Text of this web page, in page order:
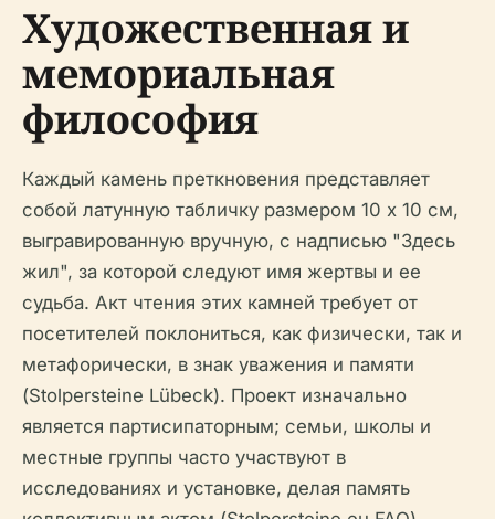
Художественная и
мемориальная
философия
Каждый камень преткновения представляет
собой латунную табличку размером 10 x 10 см,
выгравированную вручную, с надписью "Здесь
жил", за которой следуют имя жертвы и ее
судьба. Акт чтения этих камней требует от
посетителей поклониться, как физически, так и
метафорически, в знак уважения и памяти
(Stolpersteine Lübeck). Проект изначально
является партисипаторным; семьи, школы и
местные группы часто участвуют в
исследованиях и установке, делая память